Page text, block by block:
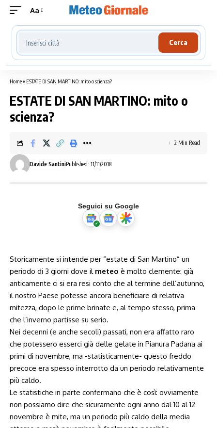
Aa
Cerca località meteo
Cerca
Home» ESTATE DI SAN MARTINO: mito o scienza?
ESTATE DI SAN MARTINO: mito o
scienza?
Davide SantiniPublished: 11/11/2018
2 Min Read
Seguici su Google
Storicamente si intende per “estate di San Martino” un
periodo di 3 giorni dove il meteo è molto clemente: già
anticamente ci si era resi conto che al termine dell’autunno,
il nostro Paese potesse ancora beneficiare di relativa
mitezza, dopo le prime brinate e, al tempo stesso, prima
che l’inverno partisse su serio.
Nei decenni (e anche secoli) passati, non era affatto raro
che potessero esserci già delle gelate in Pianura Padana ai
primi di novembre, ma -statisticamente- questo freddo
precoce era spesso interrotto da un periodo relativamente
più caldo.
Le statistiche in parte confermano che è così: ovviamente
non possiamo dire che sicuramente ogni anno dal 10 al 12
novembre è mite, ma un periodo più caldo della media